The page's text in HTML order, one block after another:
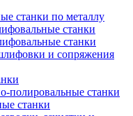
станки по металлу
станки
станки
и сопряжения
полировальные станки
станки